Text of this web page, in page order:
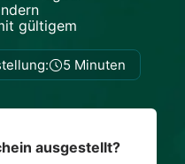
gültigem
5 Minuten
ausgestellt?